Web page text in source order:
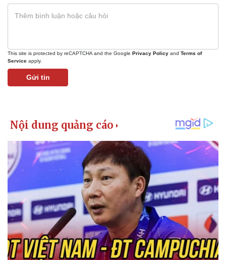
Thể thao
Bóng đá
Lịch thi đấu bóng đá
Ô tô - Xe máy
Ô tô
Xe máy
This site is protected by reCAPTCHA and the Google Privacy Policy and Terms of
Service apply.
Gửi tin